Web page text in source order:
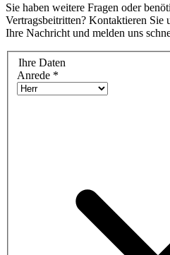
Sie haben weitere Fragen oder
Vertragsbeitritten? Kontaktieren Sie
Ihre Nachricht und melden uns
Ihre Daten
Anrede *